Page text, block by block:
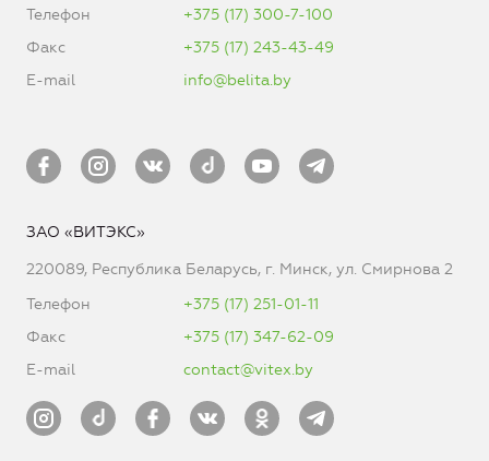
Телефон
+375 (17) 300-7-100
Факс
+375 (17) 243-43-49
E-mail
info@belita.by
ЗАО «ВИТЭКС»
220089, Республика Беларусь, г. Минск, ул. Смирнова 2
Телефон
+375 (17) 251-01-11
Факс
+375 (17) 347-62-09
E-mail
contact@vitex.by